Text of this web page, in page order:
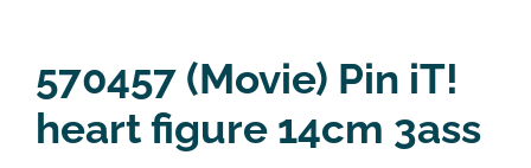
570457 (Movie) Pin iT!
heart figure 14cm 3ass